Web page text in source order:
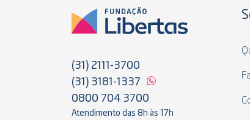
(31) 2111-3700
(31) 3181-1337
0800 704 3700
Atendimento das 8h às 17h